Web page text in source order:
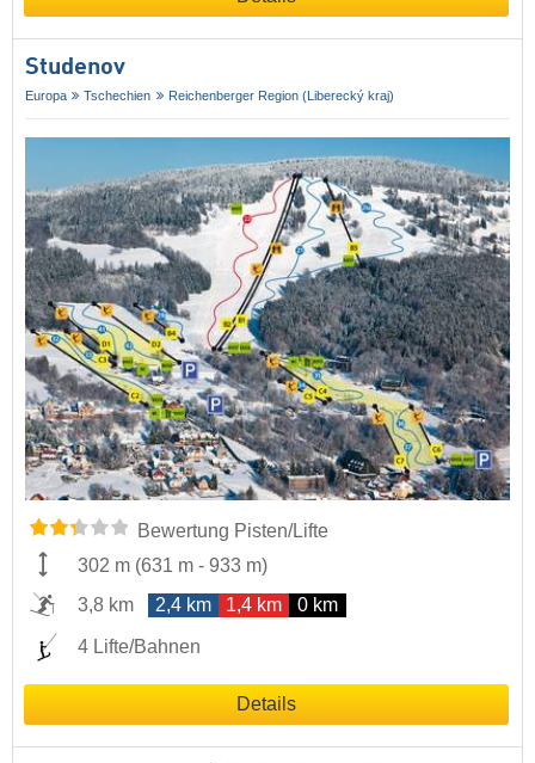
Studenov
Europa Tschechien Reichenberger Region (Liberecký kraj)
Bewertung Pisten/Lifte
302 m (631 m - 933 m)
3,8 km
2,4 km 1,4 km 0 km
4 Lifte/Bahnen
Details